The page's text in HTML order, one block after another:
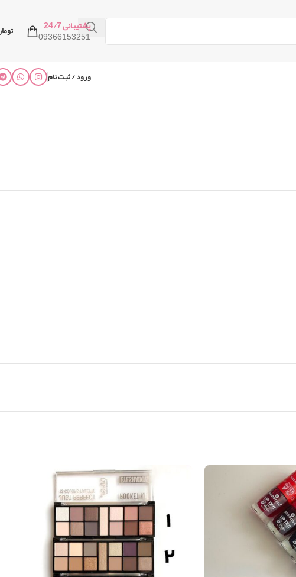
پشتیبانی 24/7
09366153251
ورود / ثبت نام